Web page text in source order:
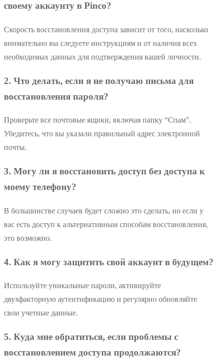
своему аккаунту в Pinco?
Скорость восстановления доступа зависит от того, насколько
внимательно вы следуете инструкциям и от наличия всех
необходимых данных для подтверждения вашей личности.
2. Что делать, если я не получаю письма для
восстановления пароля?
Проверьте все почтовые ящики, включая папку “Спам”.
Убедитесь, что вы указали правильный адрес электронной
почты.
3. Могу ли я восстановить доступ без доступа к
моему телефону?
В большинстве случаев будет сложно это сделать, но если у
вас есть доступ к альтернативным способам восстановления,
это возможно.
4. Как я могу защитить свой аккаунт в будущем?
Используйте уникальные пароли, активируйте
двухфакторную аутентификацию и регулярно обновляйте
свои учетные данные.
5. Куда мне обратиться, если проблемы с
восстановлением доступа продолжаются?